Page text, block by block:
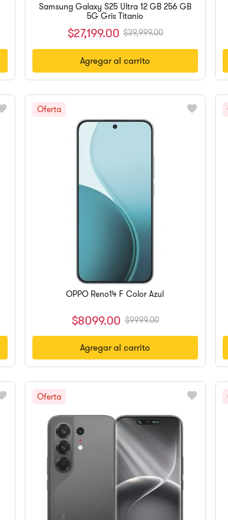
Samsung Galaxy S25 Ultra 12 GB 256 GB
5G Gris Titanio
$27,199.00 $39,999.00
Agregar al carrito
OPPO Reno14 F Color Azul
$8099.00 $9999.00
Agregar al carrito